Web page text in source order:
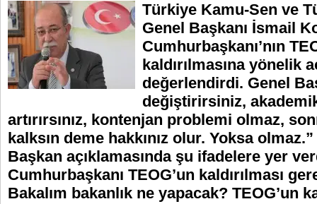
Türkiye Kamu-Sen ve
Genel Başkanı İsmail
Cumhurbaşkanı’nın
kaldırılmasına yönelik
değerlendirdi. Genel
değiştirirsiniz, akademik
artırırsınız, kontenjan problemi olmaz,
kalksın deme hakkınız olur. Yoksa
Başkan açıklamasında şu ifadelere yer
Cumhurbaşkanı TEOG’un kaldırılması
Bakalım bakanlık ne yapacak? TEOG’un